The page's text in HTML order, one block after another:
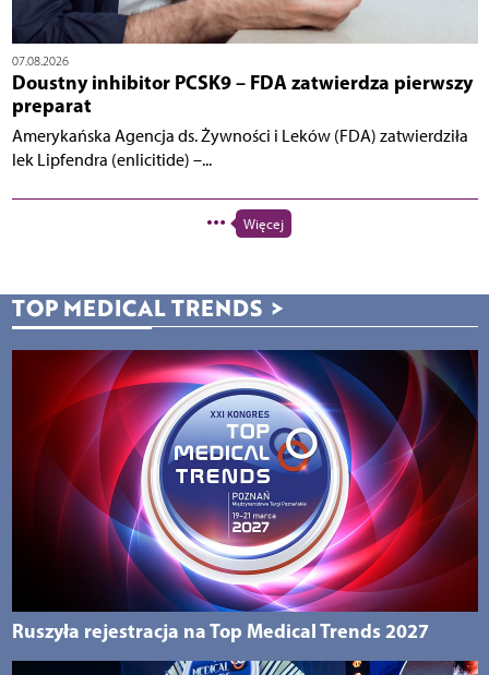
07.08.2026
Doustny inhibitor PCSK9 – FDA zatwierdza pierwszy
preparat
Amerykańska Agencja ds. Żywności i Leków (FDA) zatwierdziła
lek Lipfendra (enlicitide) –...
Więcej
TOP MEDICAL TRENDS >
Ruszyła rejestracja na Top Medical Trends 2027